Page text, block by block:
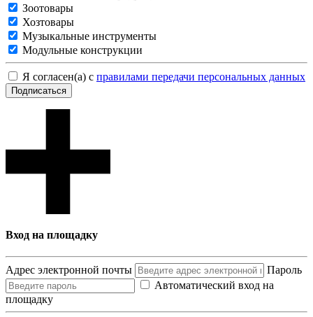
Зоотовары
Хозтовары
Музыкальные инструменты
Модульные конструкции
Я согласен(а) с правилами передачи персональных данных
Подписаться
Вход на площадку
Адрес электронной почты
Пароль
Автоматический вход на
площадку